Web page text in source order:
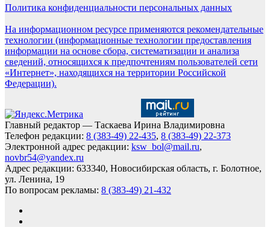
Политика конфиденциальности персональных данных
На информационном ресурсе применяются рекомендательные
технологии (информационные технологии предоставления
информации на основе сбора, систематизации и анализа
сведений, относящихся к предпочтениям пользователей сети
«Интернет», находящихся на территории Российской
Федерации).
Главный редактор — Таскаева Ирина Владимировна
Телефон редакции: 8 (383-49) 22-435, 8 (383-49) 22-373
Электронной адрес редакции: ksw_bol@mail.ru,
novbr54@yandex.ru
Адрес редакции: 633340, Новосибирская область, г. Болотное,
ул. Ленина, 19
По вопросам рекламы: 8 (383-49) 21-432